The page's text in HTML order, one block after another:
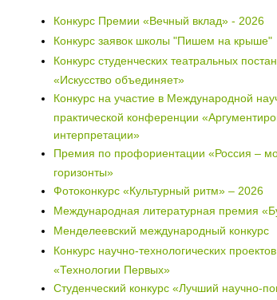
Конкурс Премии «Вечный вклад» - 2026
Конкурс заявок школы "Пишем на крыше"
Конкурс студенческих театральных
«Искусство объединяет»
Конкурс на участие в Международной
практической конференции
интерпретации»
Премия по профориентации «Россия –
горизонты»
Фотоконкурс «Культурный ритм» – 2026
Международная литературная премия
Менделеевский международный конкурс
Конкурс научно-технологических проектов
«Технологии Первых»
Студенческий конкурс «Лучший научно-